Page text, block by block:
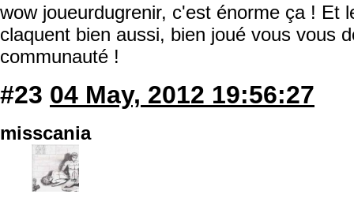
wow joueurdugrenir, c'est énorme ça ! Et
claquent bien aussi, bien joué vous vous
communauté !
#23 04 May, 2012 19:56:27
misscania